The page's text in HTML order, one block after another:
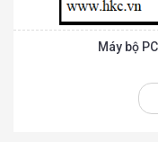
Máy bộ